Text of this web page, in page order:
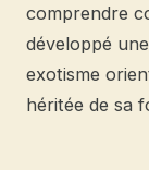
comprendre
développé
exotisme
héritée de sa